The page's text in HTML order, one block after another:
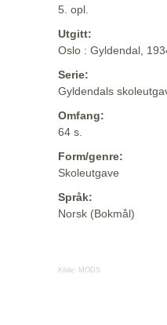
5. opl.
Utgitt:
Oslo : Gyldendal,
Serie:
Gyldendals
Omfang:
64 s.
Form/genre:
Skoleutgave
Språk:
Norsk (Bokmål)
Kilde: MODS